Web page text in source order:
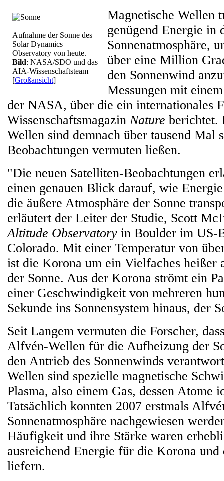
Aufnahme der Sonne des
Solar Dynamics
Observatory von heute.
Bild: NASA/SDO und das
AIA-Wissenschaftsteam
[Großansicht]
Magnetische Wellen
genügend Energie in
Sonnenatmosphäre,
über eine Million
den Sonnenwind
Messungen mit
der NASA, über die ein internationales
Wissenschaftsmagazin Nature berichtet.
Wellen sind demnach über tausend Mal
Beobachtungen vermuten ließen.
"Die neuen Satelliten-Beobachtungen
einen genauen Blick darauf, wie
die äußere Atmosphäre der Sonne
erläutert der Leiter der Studie, Scott
Altitude Observatory in Boulder im US-
Colorado. Mit einer Temperatur von
ist die Korona um ein Vielfaches heißer
der Sonne. Aus der Korona strömt ein
einer Geschwindigkeit von mehreren
Sekunde ins Sonnensystem hinaus, der
Seit Langem vermuten die Forscher,
Alfvén-Wellen für die Aufheizung der
den Antrieb des Sonnenwinds
Wellen sind spezielle magnetische
Plasma, also einem Gas, dessen Atome
Tatsächlich konnten 2007 erstmals
Sonnenatmosphäre nachgewiesen
Häufigkeit und ihre Stärke waren
ausreichend Energie für die Korona und
liefern.